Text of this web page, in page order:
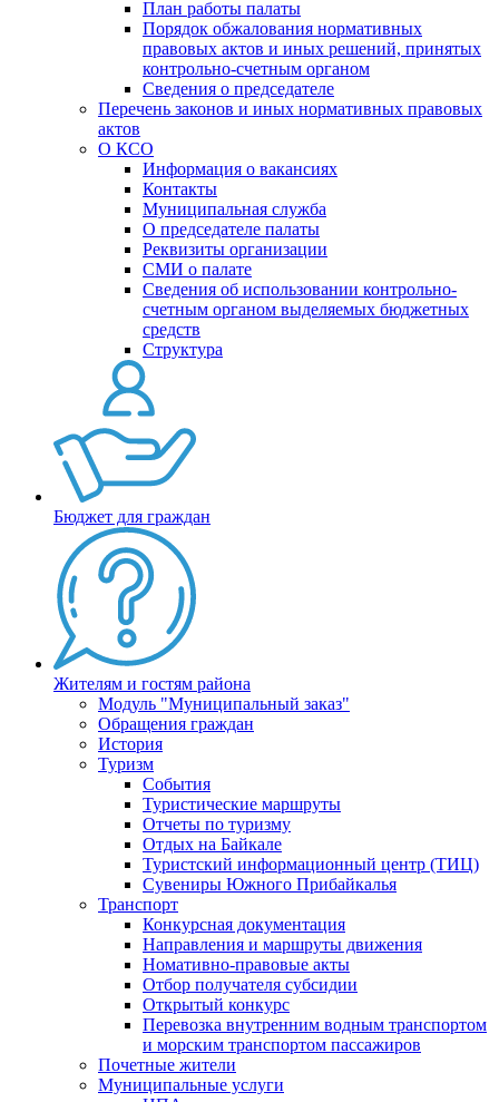
План работы палаты
Порядок обжалования нормативных
правовых актов и иных решений, принятых
контрольно-счетным органом
Сведения о председателе
Перечень законов и иных нормативных правовых
актов
О КСО
Информация о вакансиях
Контакты
Муниципальная служба
О председателе палаты
Реквизиты организации
СМИ о палате
Сведения об использовании контрольно-
счетным органом выделяемых бюджетных
средств
Структура
Бюджет для граждан
Жителям и гостям района
Модуль "Муниципальный заказ"
Обращения граждан
История
Туризм
События
Туристические маршруты
Отчеты по туризму
Отдых на Байкале
Туристский информационный центр (ТИЦ)
Сувениры Южного Прибайкалья
Транспорт
Конкурсная документация
Направления и маршруты движения
Номативно-правовые акты
Отбор получателя субсидии
Открытый конкурс
Перевозка внутренним водным транспортом
и морским транспортом пассажиров
Почетные жители
Муниципальные услуги